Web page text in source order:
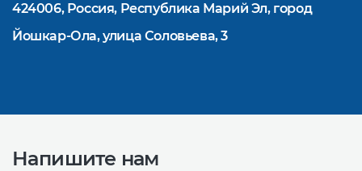
424006, Россия, Республика Марий Эл, город
Йошкар-Ола, улица Соловьева, 3
Напишите нам